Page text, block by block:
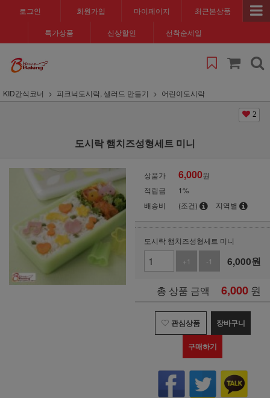
로그인 회원가입 마이페이지 최근본상품
특가상품 신상할인 선착순세일
KID간식코너 피크닉도시락, 샐러드 만들기 어린이도시락
2
도시락 햄치즈성형세트 미니
상품가 6,000원
적립금
1%
배송비
(조건) 지역별
도시락 햄치즈성형세트 미니
+1
-1 6,000원
총 상품 금액 6,000 원
관심상품 장바구니
구매하기